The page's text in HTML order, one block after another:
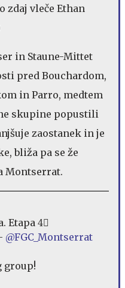
zdaj vleče Ethan
in Staune-Mittet
pred Bouchardom,
in Parro, medtem
skupine popustili
zaostanek in je
bliža pa se že
Montserrat.
Etapa 4⃣
@FGC_Montserrat
group!